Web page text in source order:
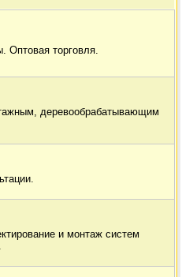
Оптовая торговля.
деревообрабатывающим
и монтаж систем